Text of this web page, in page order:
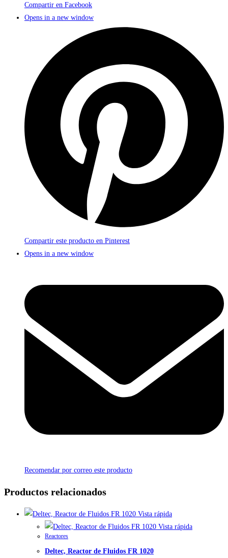
Compartir en Facebook
Opens in a new window
Compartir este producto en Pinterest
Opens in a new window
Recomendar por correo este producto
Productos relacionados
Vista rápida
Vista rápida
Reactores
Deltec, Reactor de Fluidos FR 1020